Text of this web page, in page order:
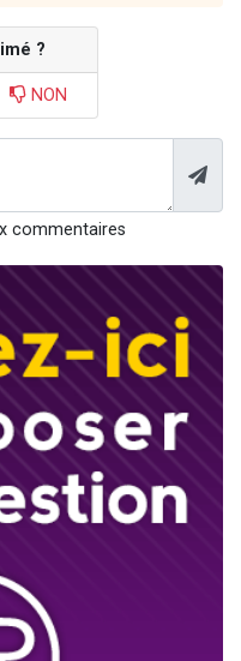
?
NON
commentaires